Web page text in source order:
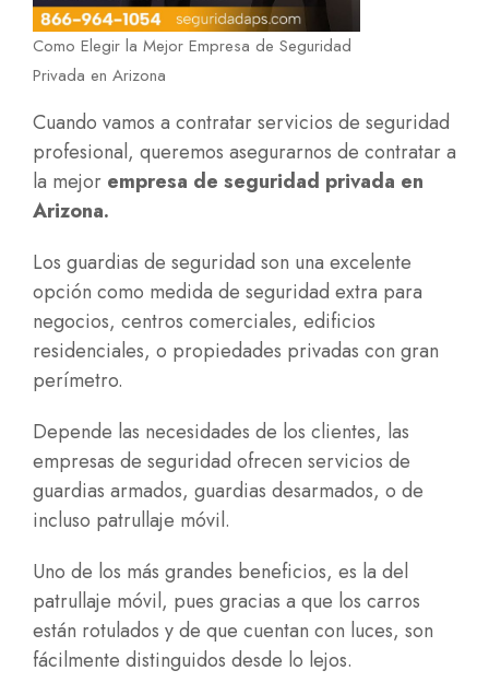
Como Elegir la Mejor Empresa de Seguridad
Privada en Arizona
Cuando vamos a contratar servicios de seguridad
profesional, queremos asegurarnos de contratar a
la mejor empresa de seguridad privada en
Arizona.
Los guardias de seguridad son una excelente
opción como medida de seguridad extra para
negocios, centros comerciales, edificios
residenciales, o propiedades privadas con gran
perímetro.
Depende las necesidades de los clientes, las
empresas de seguridad ofrecen servicios de
guardias armados, guardias desarmados, o de
incluso patrullaje móvil.
Uno de los más grandes beneficios, es la del
patrullaje móvil, pues gracias a que los carros
están rotulados y de que cuentan con luces, son
fácilmente distinguidos desde lo lejos.